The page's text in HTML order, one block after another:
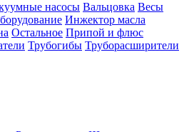
насосы Вальцовка Весы
Инжектор масла
Остальное Припой и флюс
Трубогибы Труборасширители